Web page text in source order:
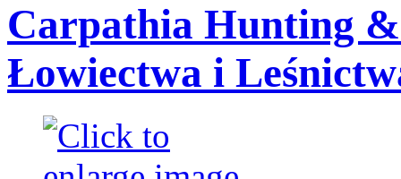
Carpathia Hunting
Łowiectwa i